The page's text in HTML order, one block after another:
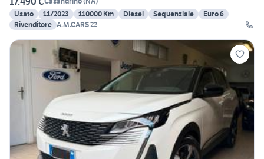
Usato
11/2023 110000 Km Diesel Sequenziale
Euro 6
Rivenditore A.M.CARS 22